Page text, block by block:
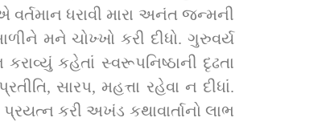
ધરાવી મારા અનંત જન્મની
મને ચોખ્ખો કરી દીધો. ગુરુવર્ય
કહેતાં સ્વરૂપનિષ્ઠાની દૃઢતા
સારપ, મહત્તા રહેવા ન દીધાં.
કરી અખંડ કથાવાર્તાનો લાભ